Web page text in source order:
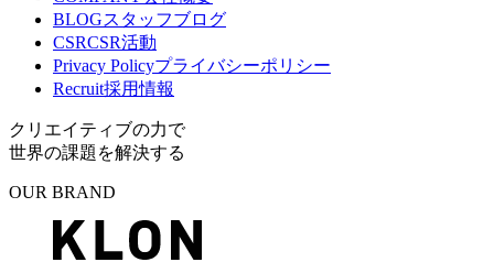
BLOGスタッフブログ
CSRCSR活動
Privacy Policyプライバシーポリシー
Recruit採用情報
クリエイティブの力で
世界の課題を解決する
OUR BRAND